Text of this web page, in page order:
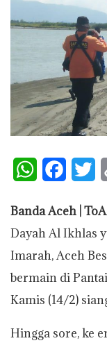
W
a
t
s
p
c
e
b
k
i
t
t
Banda Aceh | ToA
Dayah Al Ikhlas
Imarah, Aceh
bermain di
Kamis (14/2)
Hingga sore, ke